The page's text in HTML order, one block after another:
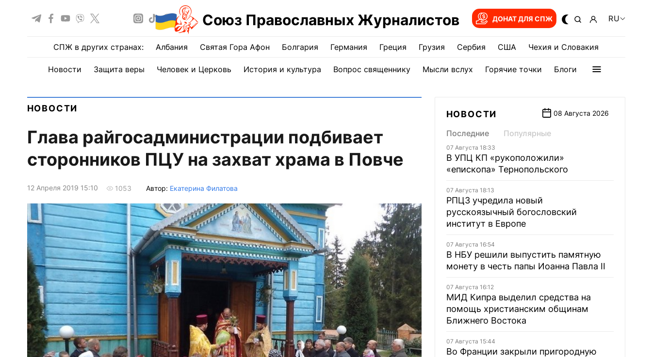
Союз Православных Журналистов ДОНАТ ДЛЯ СПЖ RU
СПЖ в других странах: Албания Святая Гора Афон Болгария Германия Греция Грузия Сербия США Чехия и Словакия
Новости Защита веры Человек и Церковь История и культура Вопрос священнику Мысли вслух Горячие точки Блоги
НОВОСТИ
Глава райгосадминистрации подбивает
сторонников ПЦУ на захват храма в Повче
12 Апреля 2019 15:10 1053 Автор: Екатерина Филатова
НОВОСТИ 08 Августа 2026
Последние Популярные
07 Августа 18:33
В УПЦ КП «рукоположили»
«епископа» Тернопольского
07 Августа 18:13
РПЦЗ учредила новый
русскоязычный богословский
институт в Европе
07 Августа 16:54
В НБУ решили выпустить памятную
монету в честь папы Иоанна Павла II
07 Августа 16:12
МИД Кипра выделил средства на
помощь христианским общинам
Ближнего Востока
07 Августа 15:44
Во Франции закрыли пригородную